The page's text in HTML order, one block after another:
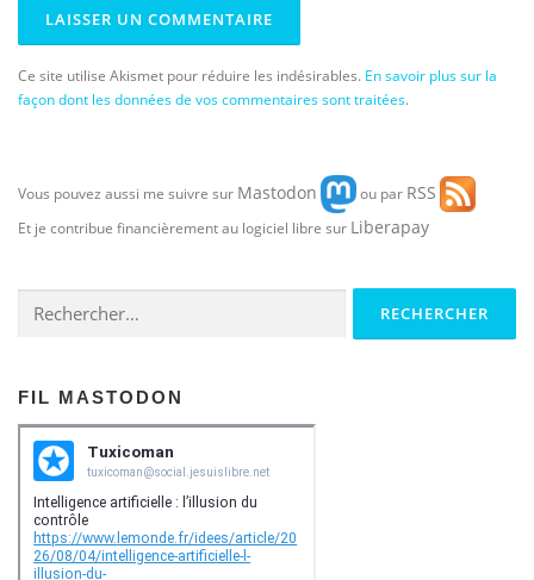
Ce site utilise Akismet pour réduire les indésirables. En savoir plus sur la
façon dont les données de vos commentaires sont traitées.
Vous pouvez aussi me suivre sur Mastodon ou par RSS
Et je contribue financièrement au logiciel libre sur Liberapay
FIL MASTODON